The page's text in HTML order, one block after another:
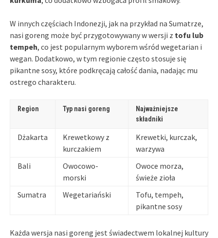
W innych częściach Indonezji, jak na przykład na Sumatrze,
nasi goreng może być przygotowywany w wersji z tofu lub
tempeh, co jest popularnym wyborem wśród wegetarian i
wegan. Dodatkowo, w tym regionie często stosuje się
pikantne sosy, które podkręcają całość dania, nadając mu
ostrego charakteru.
Region Typ nasi goreng
Najważniejsze
składniki
Dżakarta
Krewetkowy z
kurczakiem
Krewetki, kurczak,
warzywa
Bali
Owocowo-
morski
Owoce morza,
świeże zioła
Sumatra
Wegetariański
Tofu, tempeh,
pikantne sosy
Każda wersja nasi goreng jest świadectwem lokalnej kultury